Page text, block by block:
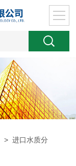
>进口水质分